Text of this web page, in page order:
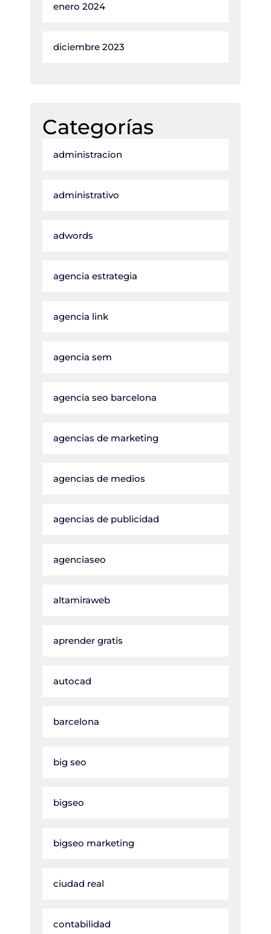
enero 2024
diciembre 2023
Categorías
administracion
administrativo
adwords
agencia estrategia
agencia link
agencia sem
agencia seo barcelona
agencias de marketing
agencias de medios
agencias de publicidad
agenciaseo
altamiraweb
aprender gratis
autocad
barcelona
big seo
bigseo
bigseo marketing
ciudad real
contabilidad